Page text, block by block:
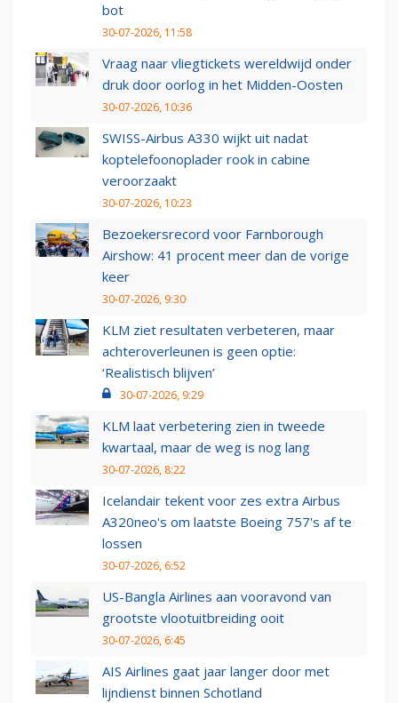
bot
30-07-2026, 11:58
Vraag naar vliegtickets wereldwijd onder
druk door oorlog in het Midden-Oosten
30-07-2026, 10:36
SWISS-Airbus A330 wijkt uit nadat
koptelefoonoplader rook in cabine
veroorzaakt
30-07-2026, 10:23
Bezoekersrecord voor Farnborough
Airshow: 41 procent meer dan de vorige
keer
30-07-2026, 9:30
KLM ziet resultaten verbeteren, maar
achteroverleunen is geen optie:
‘Realistisch blijven’
30-07-2026, 9:29
KLM laat verbetering zien in tweede
kwartaal, maar de weg is nog lang
30-07-2026, 8:22
Icelandair tekent voor zes extra Airbus
A320neo's om laatste Boeing 757's af te
lossen
30-07-2026, 6:52
US-Bangla Airlines aan vooravond van
grootste vlootuitbreiding ooit
30-07-2026, 6:45
AIS Airlines gaat jaar langer door met
lijndienst binnen Schotland